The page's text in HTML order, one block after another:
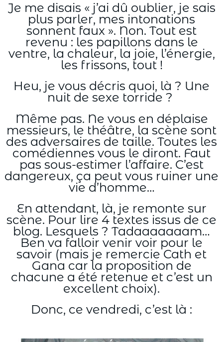
Je me disais « j’ai dû oublier, je sais
plus parler, mes intonations
sonnent faux ». Non. Tout est
revenu : les papillons dans le
ventre, la chaleur, la joie, l’énergie,
les frissons, tout !
Heu, je vous décris quoi, là ? Une
nuit de sexe torride ?
Même pas. Ne vous en déplaise
messieurs, le théâtre, la scène sont
des adversaires de taille. Toutes les
comédiennes vous le diront. Faut
pas sous-estimer l’affaire. C’est
dangereux, ça peut vous ruiner une
vie d’homme…
En attendant, là, je remonte sur
scène. Pour lire 4 textes issus de ce
blog. Lesquels ? Tadaaaaaaam…
Ben va falloir venir voir pour le
savoir (mais je remercie Cath et
Gana car la proposition de
chacune a été retenue et c’est un
excellent choix).
Donc, ce vendredi, c’est là :